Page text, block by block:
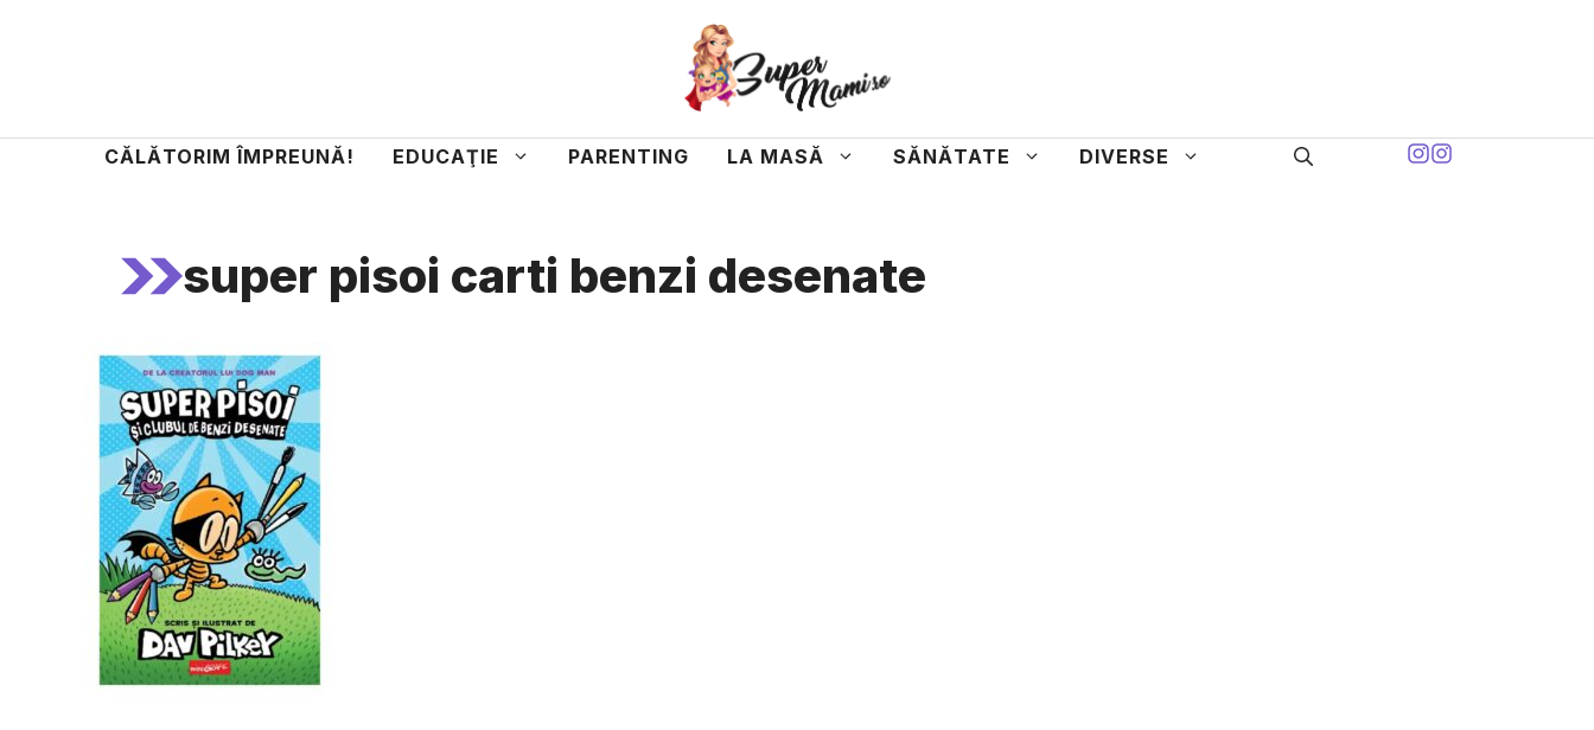
CĂLĂTORIM ÎMPREUNĂ! EDUCAŢIE PARENTING LA MASĂ SĂNĂTATE DIVERSE
super pisoi carti benzi desenate